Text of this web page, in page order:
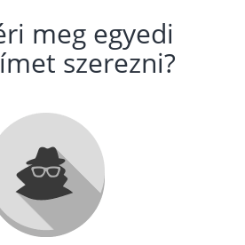
meg egyedi
szerezni?